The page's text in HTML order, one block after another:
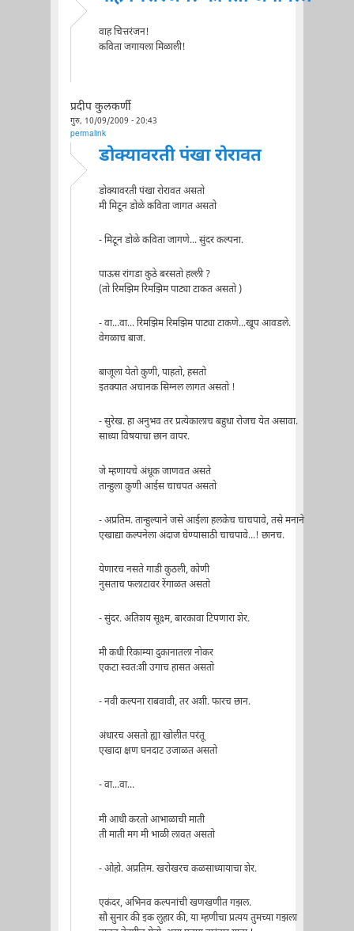
वाह चित्तरंजन!
कविता जगायला मिळाली!
प्रदीप कुलकर्णी
गुरु, 10/09/2009 - 20:43
permalink
डोक्यावरती पंखा रोरावत
डोक्यावरती पंखा रोरावत असतो
मी मिटून डोळे कविता जागत असतो
- मिटून डोळे कविता जागणे... सुंदर कल्पना.
पाऊस रांगडा कुठे बरसतो हल्ली ?
(तो रिमझिम रिमझिम पाट्या टाकत असतो )
- वा...वा... रिमझिम रिमझिम पाट्या टाकणे...खूप आवडले.
वेगळाच बाज.
बाजूला येतो कुणी, पाहतो, हसतो
इतक्यात अचानक सिग्नल लागत असतो !
- सुरेख. हा अनुभव तर प्रत्येकालाच बहुधा रोजच येत असावा.
साध्या विषयाचा छान वापर.
जे म्हणायचे अंधूक जाणवत असते
तान्हुला कुणी आईस चाचपत असतो
- अप्रतिम. तान्हुल्याने जसे आईला हलकेच चाचपावे, तसे मनाने
एखाद्या कल्पनेला अंदाज घेण्यासाठी चाचपावे...! छानच.
येणारच नसते गाडी कुठली, कोणी
नुसताच फलाटावर रेंगाळत असतो
- सुंदर. अतिशय सूक्ष्म, बारकावा टिपणारा शेर.
मी कधी रिकाम्या दुकानातला नोकर
एकटा स्वतःशी उगाच हासत असतो
- नवी कल्पना राबवावी, तर अशी. फारच छान.
अंधारच असतो ह्या खोलीत परंतू
एखादा क्षण घनदाट उजाळत असतो
- वा...वा...
मी आधी करतो आभाळाची माती
ती माती मग मी भाळी लावत असतो
- ओहो. अप्रतिम. खरोखरच कळसाध्यायाचा शेर.
एकंदर, अभिनव कल्पनांची खणखणीत गझल.
सौ सुनार की इक लुहार की, या म्हणीचा प्रत्यय तुमच्या गझला